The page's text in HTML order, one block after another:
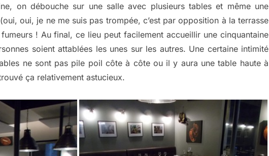
on débouche sur une salle avec plusieurs tables et même une
oui, je ne me suis pas trompée, c’est par opposition à la terrasse
! Au final, ce lieu peut facilement accueillir une cinquantaine
soient attablées les unes sur les autres. Une certaine intimité
ne sont pas pile poil côte à côte ou il y aura une table haute à
ça relativement astucieux.